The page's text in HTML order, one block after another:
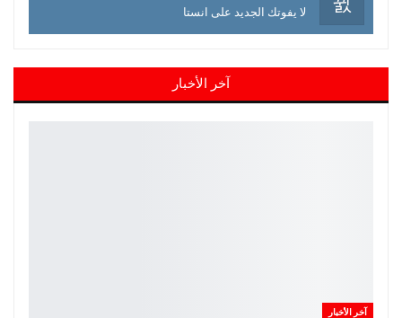
لا يفوتك الجديد على انستا
آخر الأخبار
آخر الأخبار